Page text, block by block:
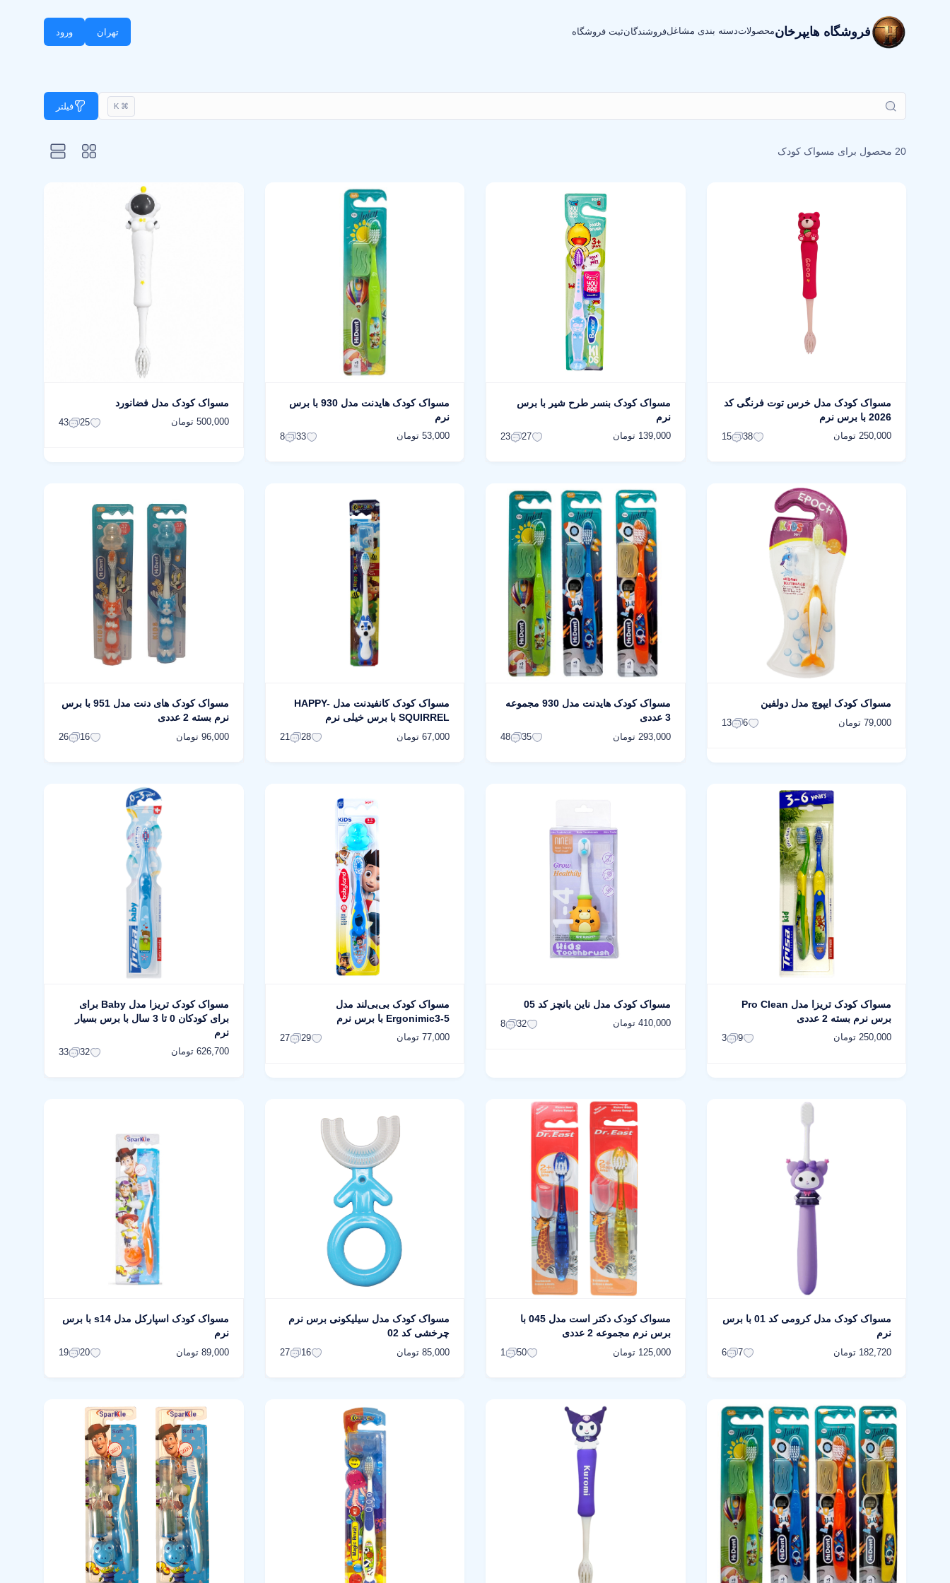
فروشگاه هایپرخانمحصولاتدسته بندی مشاغلفروشندگانثبت فروشگاه تهران ورود
⌘ K فیلتر
20 محصول برای مسواک کودک
مسواک کودک مدل خرس توت فرنگی کد
2026 با برس نرم
250,000 تومان 38
15
مسواک کودک بنسر طرح شیر با برس
نرم
139,000 تومان 27
23
مسواک کودک هایدنت مدل 930 با برس
نرم
53,000 تومان 33
8
مسواک کودک مدل فضانورد
500,000 تومان 25
43
مسواک کودک ایپوچ مدل دولفین
79,000 تومان 6
13
مسواک کودک هایدنت مدل 930 مجموعه
3 عددی
293,000 تومان 35
48
مسواک کودک کانفیدنت مدل HAPPY-
SQUIRREL با برس خیلی نرم
67,000 تومان 28
21
مسواک کودک های دنت مدل 951 با برس
نرم بسته 2 عددی
96,000 تومان 16
26
مسواک کودک تریزا مدل Pro Clean
برس نرم بسته 2 عددی
250,000 تومان 9
3
مسواک کودک مدل ناین‌ بانچز کد 05
410,000 تومان 32
8
مسواک کودک بی‌بی‌لند مدل
Ergonimic3-5 با برس نرم
77,000 تومان 29
27
مسواک کودک تریزا مدل Baby برای
برای کودکان 0 تا 3 سال با برس بسیار
نرم
626,700 تومان 32
33
مسواک کودک مدل کرومی کد 01 با برس
نرم
182,720 تومان 7
6
مسواک کودک دکتر است مدل 045 با
برس نرم مجموعه 2 عددی
125,000 تومان 50
1
مسواک کودک مدل سیلیکونی برس نرم
چرخشی کد 02
85,000 تومان 16
27
مسواک کودک اسپارکل مدل s14 با برس
نرم
89,000 تومان 20
19